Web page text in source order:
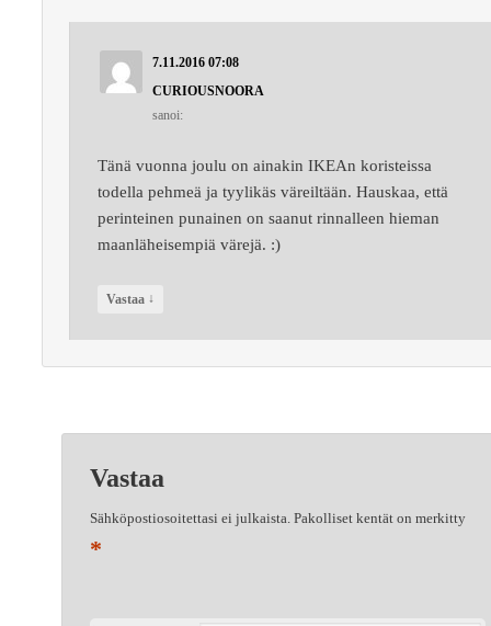
7.11.2016 07:08
CURIOUSNOORA
sanoi:
Tänä vuonna joulu on ainakin IKEAn koristeissa
todella pehmeä ja tyylikäs väreiltään. Hauskaa, että
perinteinen punainen on saanut rinnalleen hieman
maanläheisempiä värejä. :)
Vastaa ↓
Vastaa
Sähköpostiosoitettasi ei julkaista. Pakolliset kentät on merkitty
*